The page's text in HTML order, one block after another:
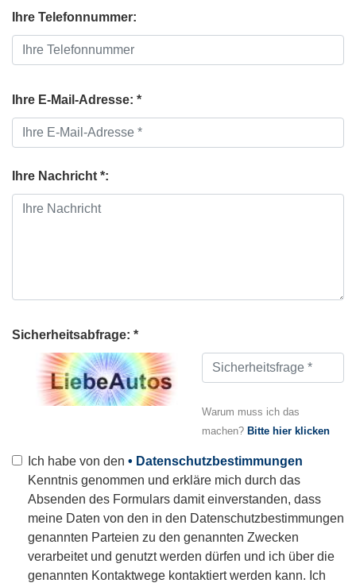
Ihre Telefonnummer:
Ihre E-Mail-Adresse: *
Ihre Nachricht *:
Sicherheitsabfrage: *
Warum muss ich das
machen? Bitte hier klicken
Ich habe von den • Datenschutzbestimmungen
Kenntnis genommen und erkläre mich durch das
Absenden des Formulars damit einverstanden, dass
meine Daten von den in den Datenschutzbestimmungen
genannten Parteien zu den genannten Zwecken
verarbeitet und genutzt werden dürfen und ich über die
genannten Kontaktwege kontaktiert werden kann. Ich